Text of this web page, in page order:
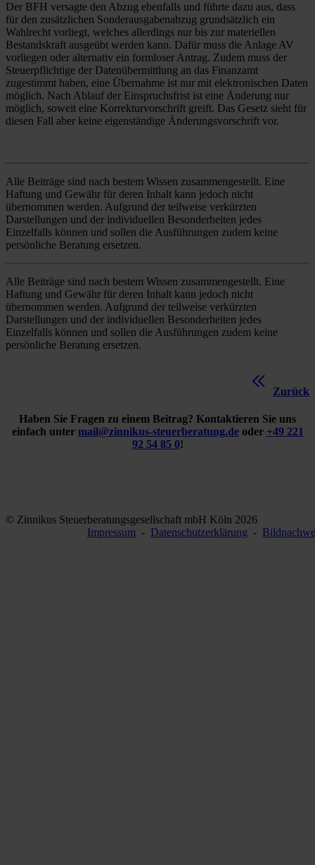
Der BFH versagte den Abzug ebenfalls und führte dazu aus, dass
für den zusätzlichen Sonderausgabenabzug grundsätzlich ein
Wahlrecht vorliegt, welches allerdings nur bis zur materiellen
Bestandskraft ausgeübt werden kann. Dafür muss die Anlage AV
vorliegen oder alternativ ein formloser Antrag. Zudem muss der
Steuerpflichtige der Datenübermittlung an das Finanzamt
zugestimmt haben, eine Übernahme ist nur mit elektronischen Daten
möglich. Nach Ablauf der Einspruchsfrist ist eine Änderung nur
möglich, soweit eine Korrekturvorschrift greift. Das Gesetz sieht für
diesen Fall aber keine eigenständige Änderungsvorschrift vor.
Alle Beiträge sind nach bestem Wissen zusammengestellt. Eine
Haftung und Gewähr für deren Inhalt kann jedoch nicht
übernommen werden. Aufgrund der teilweise verkürzten
Darstellungen und der individuellen Besonderheiten jedes
Einzelfalls können und sollen die Ausführungen zudem keine
persönliche Beratung ersetzen.
Alle Beiträge sind nach bestem Wissen zusammengestellt. Eine
Haftung und Gewähr für deren Inhalt kann jedoch nicht
übernommen werden. Aufgrund der teilweise verkürzten
Darstellungen und der individuellen Besonderheiten jedes
Einzelfalls können und sollen die Ausführungen zudem keine
persönliche Beratung ersetzen.
Zurück
Haben Sie Fragen zu einem Beitrag? Kontaktieren Sie uns
einfach unter mail@zinnikus-steuerberatung.deoder +49 221
92 54 85 0!
© Zinnikus Steuerberatungsgesellschaft mbH Köln 2026
Impressum - Datenschutzerklärung -